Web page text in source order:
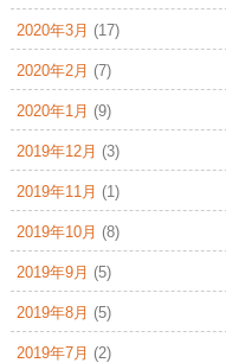
2020年3月 (17)
2020年2月 (7)
2020年1月 (9)
2019年12月 (3)
2019年11月 (1)
2019年10月 (8)
2019年9月 (5)
2019年8月 (5)
2019年7月 (2)